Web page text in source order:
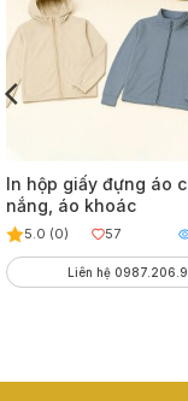
In hộp giấy đựng áo
nắng, áo khoác
5.0 (0) 57
Liên hệ